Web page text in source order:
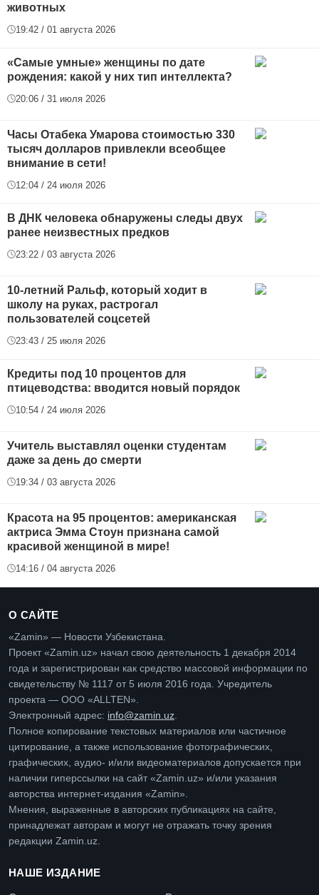
животных
19:42 / 01 августа 2026
«Самые умные» женщины по дате
рождения: какой у них тип интеллекта?
20:06 / 31 июля 2026
Часы Отабека Умарова стоимостью 330
тысяч долларов привлекли всеобщее
внимание в сети!
12:04 / 24 июля 2026
В ДНК человека обнаружены следы двух
ранее неизвестных предков
23:22 / 03 августа 2026
10-летний Ральф, который ходит в
школу на руках, растрогал
пользователей соцсетей
23:43 / 25 июля 2026
Кредиты под 10 процентов для
птицеводства: вводится новый порядок
10:54 / 24 июля 2026
Учитель выставлял оценки студентам
даже за день до смерти
19:34 / 03 августа 2026
Красота на 95 процентов: американская
актриса Эмма Стоун признана самой
красивой женщиной в мире!
14:16 / 04 августа 2026
О САЙТЕ
«Zamin» — Новости Узбекистана.
Проект «Zamin.uz» начал свою деятельность 1 декабря 2014
года и зарегистрирован как средство массовой информации по
свидетельству № 1117 от 5 июля 2016 года. Учредитель
проекта — ООО «ALLTEN».
Электронный адрес: info@zamin.uz
Полное копирование текстовых материалов или частичное
цитирование, а также использование фотографических,
графических, аудио- и/или видеоматериалов допускается при
наличии гиперссылки на сайт «Zamin.uz» и/или указания
авторства интернет-издания «Zamin».
Мнения, выраженные в авторских публикациях на сайте,
принадлежат авторам и могут не отражать точку зрения
редакции Zamin.uz.
НАШЕ ИЗДАНИЕ